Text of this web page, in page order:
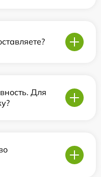
Для